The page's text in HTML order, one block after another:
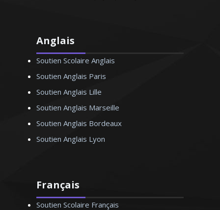
Anglais
Soutien Scolaire Anglais
Soutien Anglais Paris
Soutien Anglais Lille
Soutien Anglais Marseille
Soutien Anglais Bordeaux
Soutien Anglais Lyon
Français
Soutien Scolaire Français